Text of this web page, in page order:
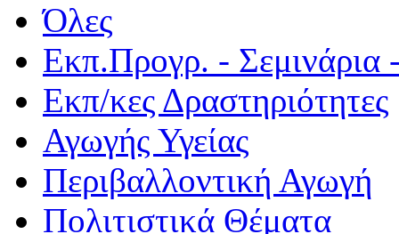
Όλες
Εκπ.Προγρ. - Σεμινάρια
Εκπ/κες Δραστηριότητες
Αγωγής Υγείας
Περιβαλλοντική Αγωγή
Πολιτιστικά Θέματα